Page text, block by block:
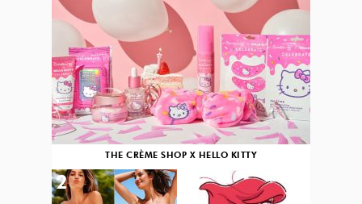
THE CRÈME SHOP X HELLO KITTY
2 3